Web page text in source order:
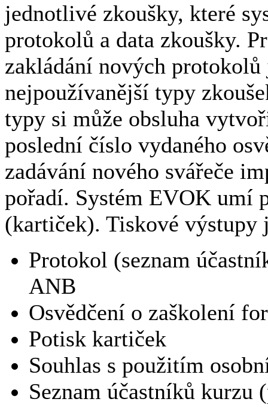
jednotlivé zkoušky, které
protokolů a data zkoušky.
zakládání nových
nejpoužívanější typy
typy si může obsluha
poslední číslo vydaného
zadávání nového svářeče
pořadí. Systém EVOK umí
(kartiček). Tiskové výstupy
Protokol (seznam
ANB
Osvědčení o zaškolení
Potisk kartiček
Souhlas s použitím
Seznam účastníků